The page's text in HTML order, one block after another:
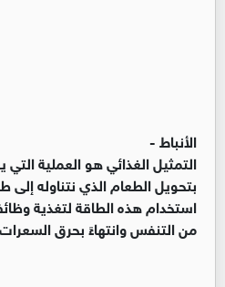
الأنباط -
التمثيل الغذائي هو العملية
بتحويل الطعام الذي نتناوله
استخدام هذه الطاقة لتغذية
من التنفس وانتهاءً بحرق السعرات